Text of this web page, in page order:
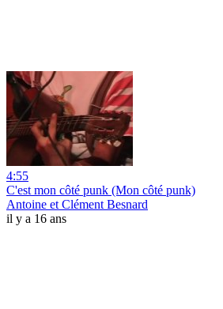
4:55
C'est mon côté punk (Mon côté punk)
Antoine et Clément Besnard
il y a 16 ans